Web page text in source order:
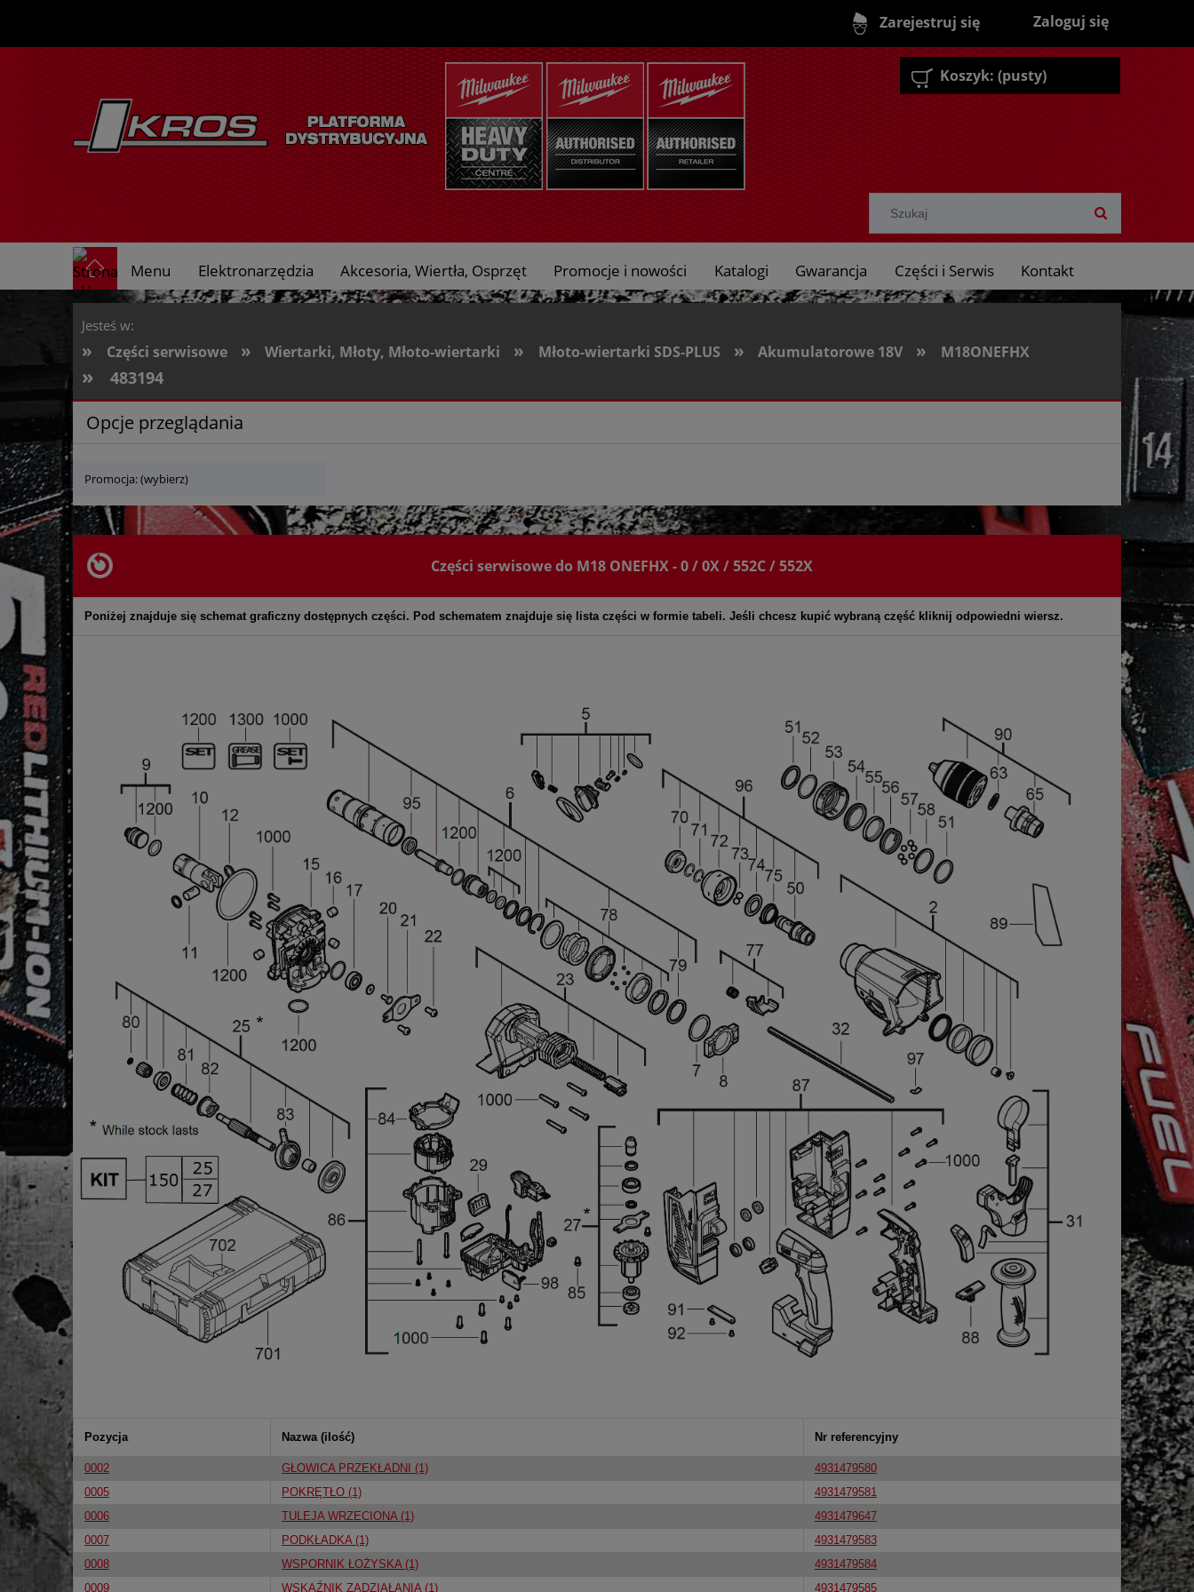
Zarejestruj się Zaloguj się
Koszyk: (pusty)
Menu Elektronarzędzia Akcesoria, Wiertła, Osprzęt Promocje i nowości Katalogi Gwarancja Części i Serwis Kontakt
O nas
Jesteś w:
» Części serwisowe » Wiertarki, Młoty, Młoto-wiertarki » Młoto-wiertarki SDS-PLUS » Akumulatorowe 18V » M18ONEFHX
» 483194
Opcje przeglądania
Promocja: (wybierz)
Części serwisowe do M18 ONEFHX - 0 / 0X / 552C / 552X
Poniżej znajduje się schemat graficzny dostępnych części. Pod schematem znajduje się lista części w formie tabeli. Jeśli chcesz kupić wybraną część kliknij odpowiedni wiersz.
Pozycja Nazwa (ilość) Nr referencyjny
0002 GŁOWICA PRZEKŁADNI (1)
4931479580
0005
POKRĘTŁO (1)
4931479581
0006
TULEJA WRZECIONA (1)
4931479647
0007
PODKŁADKA (1)
4931479583
0008
WSPORNIK ŁOŻYSKA (1)
4931479584
0009
WSKAŹNIK ZADZIAŁANIA (1)
4931479585